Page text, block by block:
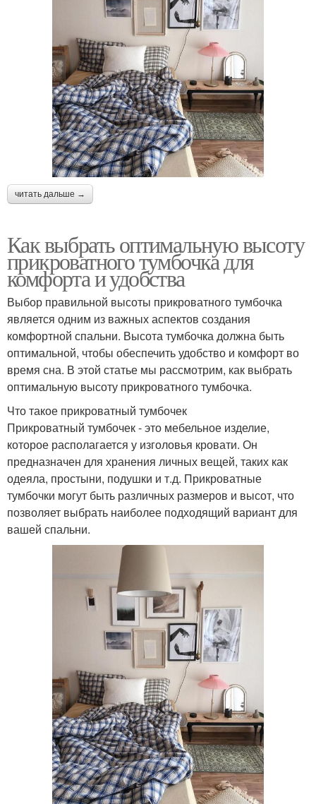
читать дальше →
Как выбрать оптимальную высоту
прикроватного тумбочка для
комфорта и удобства
Выбор правильной высоты прикроватного тумбочка
является одним из важных аспектов создания
комфортной спальни. Высота тумбочка должна быть
оптимальной, чтобы обеспечить удобство и комфорт во
время сна. В этой статье мы рассмотрим, как выбрать
оптимальную высоту прикроватного тумбочка.
Что такое прикроватный тумбочек
Прикроватный тумбочек - это мебельное изделие,
которое располагается у изголовья кровати. Он
предназначен для хранения личных вещей, таких как
одеяла, простыни, подушки и т.д. Прикроватные
тумбочки могут быть различных размеров и высот, что
позволяет выбрать наиболее подходящий вариант для
вашей спальни.